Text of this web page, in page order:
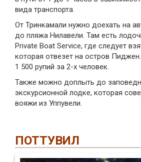
вида транспорта.
От Тринкамали нужно доехать на
до пляжа Нилавели. Там есть
Private Boat Service, где следует
которая отвезет на остров
1 500 рупий за 2-х человек.
Также можно доплыть до
экскурсионной лодке, которая
вояжи из Уппувели.
ПОТТУВИЛ